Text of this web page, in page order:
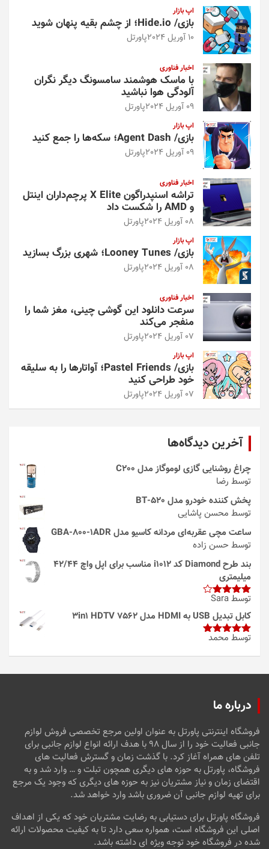
اپ بازار
بازی/ Hide.io؛ از چشم بقیه پنهان شوید
10 آوریل 2024 پاورتل
اخبار فناوری
با ماسک هوشمند سامسونگ دیگر نگران
آلودگی هوا نباشید
09 آوریل 2024 پاورتل
اپ بازار
بازی/ Agent Dash؛ سکه‌ها را جمع کنید
09 آوریل 2024 پاورتل
اخبار فناوری
تراشه اسنپدراگون X Elite پرچم‌داران اینتل
و AMD را شکست داد
08 آوریل 2024 پاورتل
اپ بازار
بازی/ Looney Tunes؛ شهری بزرگ بسازید
08 آوریل 2024 پاورتل
اخبار فناوری
سرعت دانلود این گوشی چینی، مغز شما را
منفجر می‌کند
07 آوریل 2024 پاورتل
اپ بازار
بازی/ Pastel Friends؛ آواتارها را به سلیقه
خود طراحی کنید
07 آوریل 2024 پاورتل
آخرین دیدگاه‌ها
چراغ روشنایی گازی لوموگاز مدل C200
توسط رضا
پخش کننده خودرو مدل 520-BT
توسط محسن پاشایی
ساعت مچی عقربه‌ای مردانه کاسیو مدل GBA-800-1ADR
توسط حسن زاده
بند طرح Diamond کد i1012 مناسب برای اپل واچ 42/44
میلیمتری
امتیاز4
از 5
توسط Sara
کابل تبدیل USB به HDMI مدل 3in1 HDTV 7562
امتیاز5از
توسط محمد
درباره ما
فروشگاه اینترنتی پاورتل به عنوان اولین مرجع تخصصی فروش لوازم
جانبی فعالیت خود را از سال ۹۸ با هدف ارائه انواع لوازم جانبی برای
تلفن های همراه آغاز کرد. با گذشت زمان و گسترش فعالیت های
فروشگاه، پاورتل به حوزه های دیگری همچون تبلت و … وارد شد و به
اقتضای زمان و نیاز مشتریان نیز به حوزه های دیگری که وجود یک مرجع
برای تهیه لوازم جانبی آن ضروری باشد وارد خواهد شد.
فروشگاه پاورتل برای دستیابی به رضایت مشتریان خود که یکی از اهداف
اصلی این فروشگاه است، همواره سعی دارد تا به کیفیت محصولات ارائه
شده در فروشگاه خود توجه ویژه ای داشته باشد.